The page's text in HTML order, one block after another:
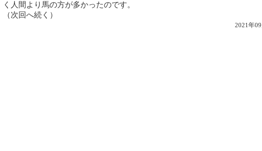
く人間より馬の方が多かったのです。
（次回へ続く）
2021年